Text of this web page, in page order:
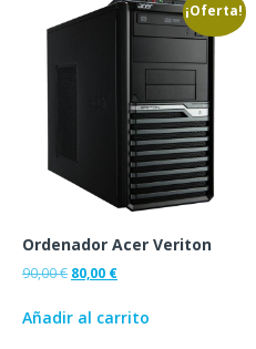
¡Oferta!
Ordenador Acer Veriton
90,00€ 80,00 €
Añadir al carrito